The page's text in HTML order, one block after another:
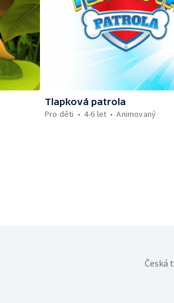
Tlapková patrola
Pro děti
4-6 let Animovaný
Česká